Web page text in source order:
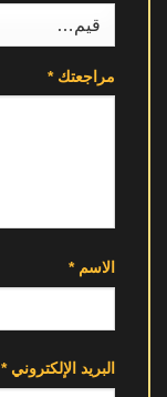
مراجعتك*
الاسم*
البريد الإلكتروني*